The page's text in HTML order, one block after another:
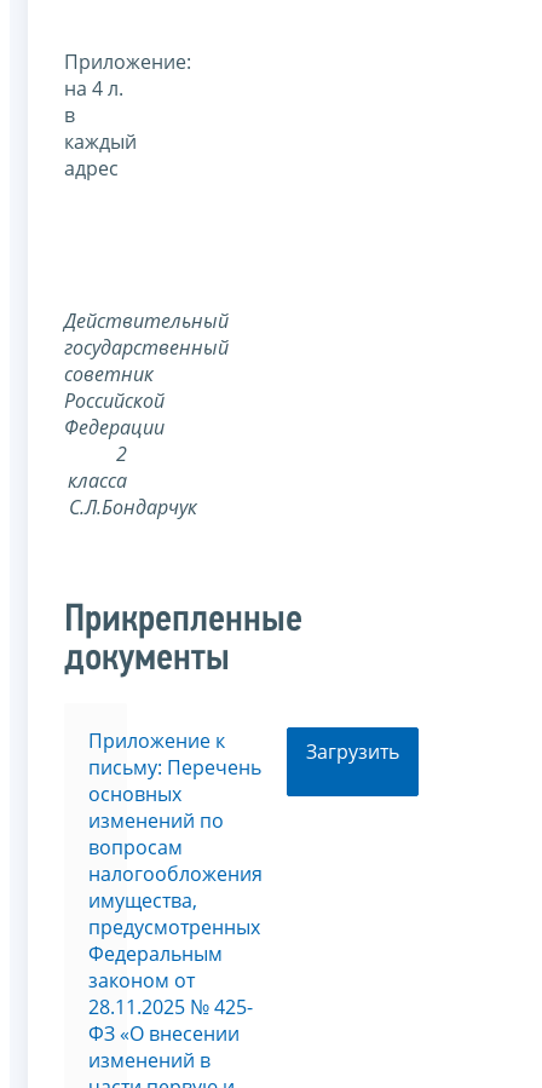
Приложение:
на 4 л.
в
каждый
адрес
Действительный
государственный
советник
Российской
Федерации
2
класса
С.Л.Бондарчук
Прикрепленные
документы
Приложение к
письму: Перечень
основных
изменений по
вопросам
налогообложения
имущества,
предусмотренных
Федеральным
законом от
28.11.2025 № 425-
ФЗ «О внесении
изменений в
Загрузить